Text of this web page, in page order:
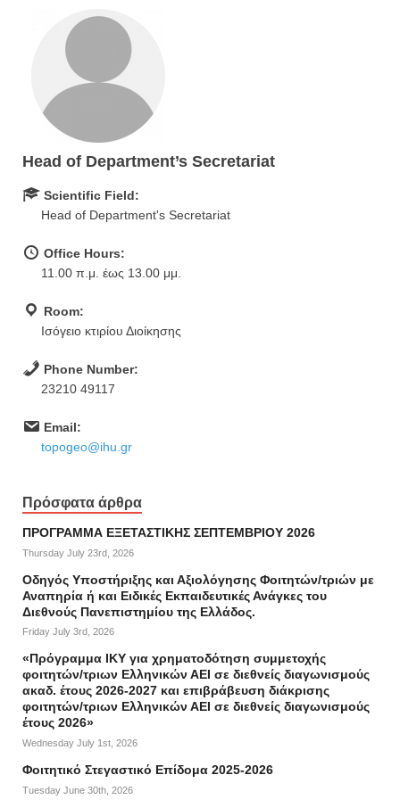
Head of Department’s Secretariat
Scientific Field:
Head of Department's Secretariat
Office Hours:
11.00 π.μ. έως 13.00 μμ.
Room:
Ισόγειο κτιρίου Διοίκησης
Phone Number:
23210 49117
Email:
topogeo@ihu.gr
Πρόσφατα άρθρα
ΠΡΟΓΡΑΜΜΑ ΕΞΕΤΑΣΤΙΚΗΣ ΣΕΠΤΕΜΒΡΙΟΥ 2026
Thursday July 23rd, 2026
Οδηγός Υποστήριξης και Αξιολόγησης Φοιτητών/τριών με
Αναπηρία ή και Ειδικές Εκπαιδευτικές Ανάγκες του
Διεθνούς Πανεπιστημίου της Ελλάδος.
Friday July 3rd, 2026
«Πρόγραμμα ΙΚΥ για χρηματοδότηση συμμετοχής
φοιτητών/τριων Ελληνικών ΑΕΙ σε διεθνείς διαγωνισμούς
ακαδ. έτους 2026-2027 και επιβράβευση διάκρισης
φοιτητών/τριων Ελληνικών ΑΕΙ σε διεθνείς διαγωνισμούς
έτους 2026»
Wednesday July 1st, 2026
Φοιτητικό Στεγαστικό Επίδομα 2025-2026
Tuesday June 30th, 2026